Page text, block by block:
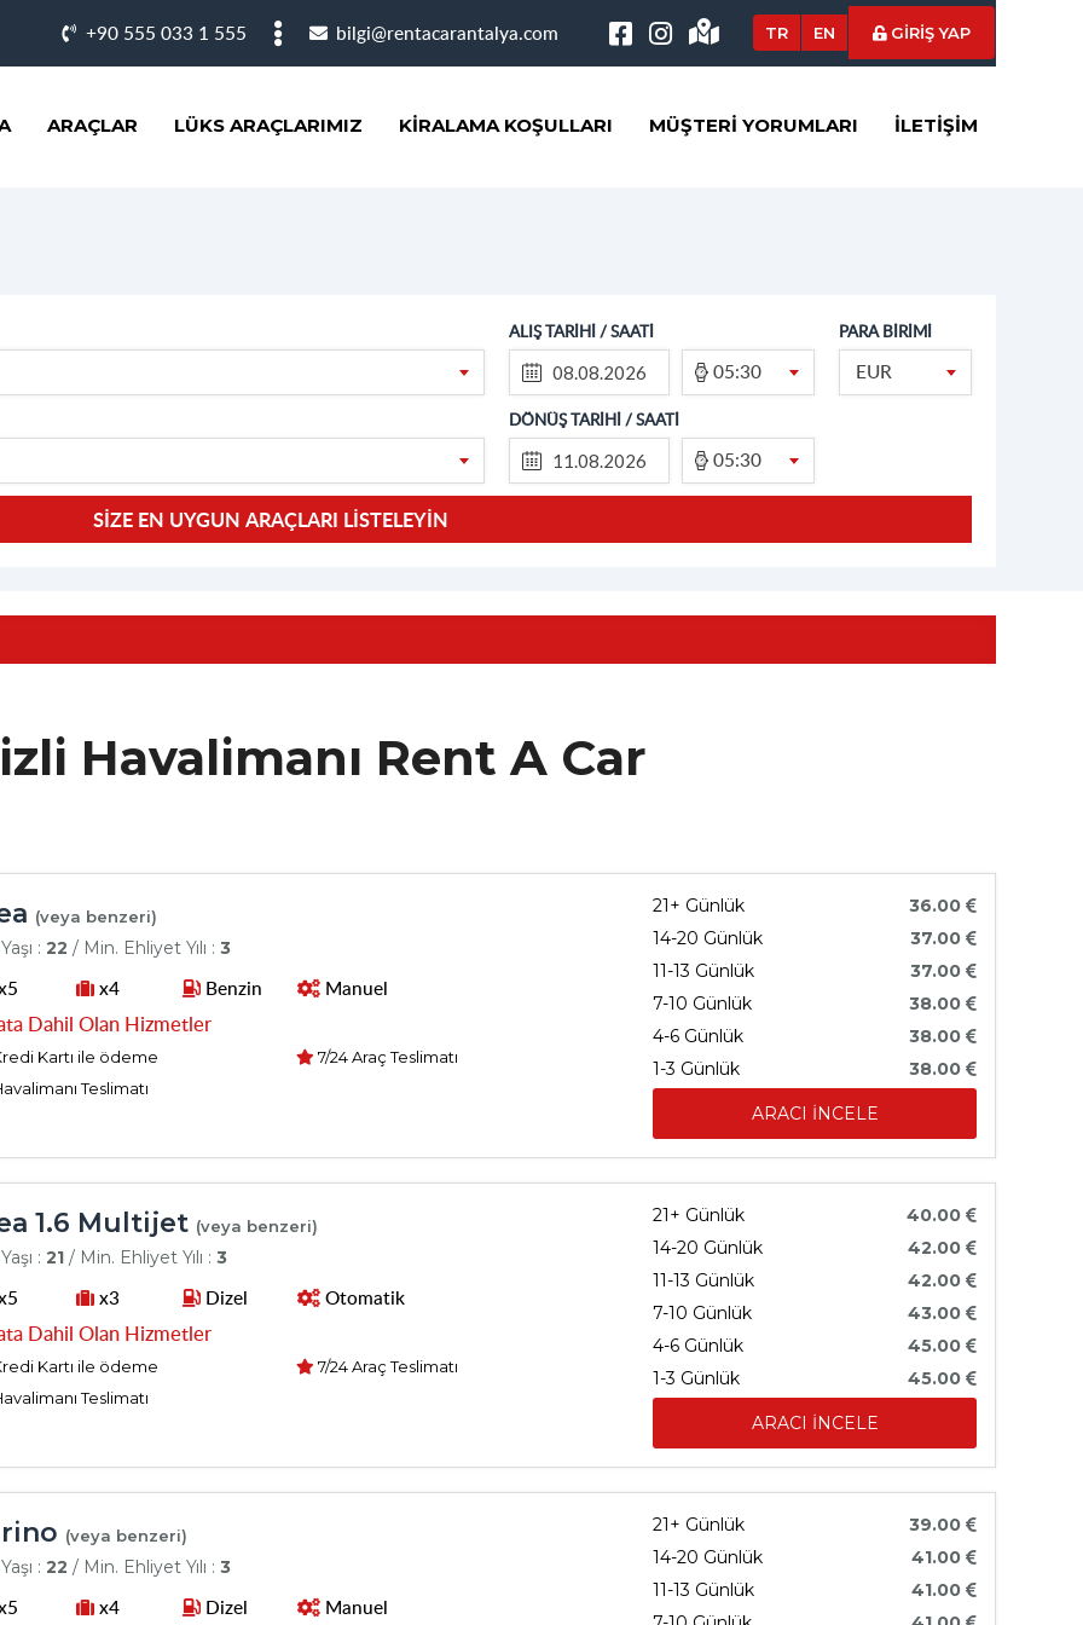
GİRİŞ YAP
EN
TR
bilgi@rentacarantalya.com
+90 555 033 1 555
ARAÇLAR LÜKS ARAÇLARIMIZ KIRALAMA KOŞULLARI MÜŞTERI YORUMLARI İLETIŞIM
ALIŞ TARİHİ / SAATİ
05:30
PARA BİRİMİ
EUR
DÖNÜŞ TARİHİ / SAATİ
05:30
Havalimanı Rent A Car
(veya benzeri)
: 22 / Min. Ehliyet Yılı : 3
x4 Benzin Manuel
Dahil Olan Hizmetler
Kartı ile ödeme
7/24 Araç Teslimatı
Teslimatı
21+ Günlük
14-20 Günlük
11-13 Günlük
7-10 Günlük
4-6 Günlük
1-3 Günlük
36.00
37.00
37.00
38.00
38.00
38.00
ARACI İNCELE
1.6 Multijet (veya benzeri)
: 21 / Min. Ehliyet Yılı : 3
x3 Dizel Otomatik
Dahil Olan Hizmetler
Kartı ile ödeme
7/24 Araç Teslimatı
Teslimatı
21+ Günlük
14-20 Günlük
11-13 Günlük
7-10 Günlük
4-6 Günlük
1-3 Günlük
40.00
42.00
42.00
43.00
45.00
45.00
ARACI İNCELE
(veya benzeri)
: 22 / Min. Ehliyet Yılı : 3
x4 Dizel Manuel
21+ Günlük
14-20 Günlük
11-13 Günlük
39.00
41.00
41.00